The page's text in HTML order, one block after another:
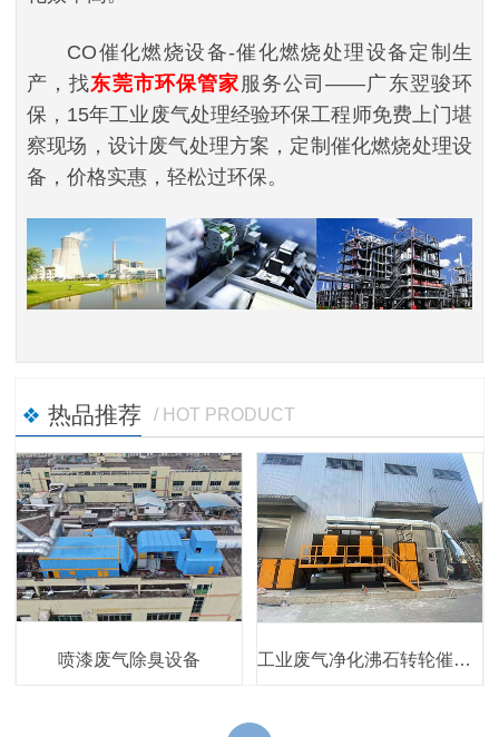
CO催化燃烧设备-催化燃烧处理设备定制生
产，找东莞市环保管家 服务公司——广东翌骏环
保，15年工业废气处理经验环保工程师免费上门堪
察现场，设计废气处理方案，定制催化燃烧处理设
备，价格实惠，轻松过环保。
热品推荐 / HOT PRODUCT
喷漆废气除臭设备 工业废气净化沸石转轮催化燃烧设备